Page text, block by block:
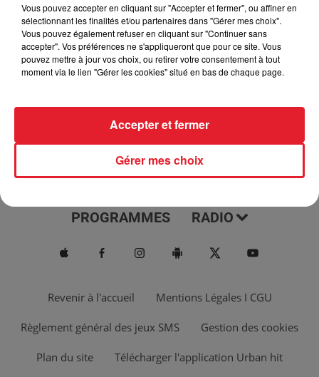
Le Morning Show
ACTUS MUSIQUES
PROGRAMMES RADIO
Revenir à l'accueil Mentions Légales I CGU
Règlement général des jeux SMS Gestion des cookies
Plan du site Télécharger l'application Urban hit
Vous pouvez accepter en cliquant sur "Accepter et fermer", ou affiner en
sélectionnant les finalités et/ou partenaires dans "Gérer mes choix".
Vous pouvez également refuser en cliquant sur "Continuer sans
accepter". Vos préférences ne s'appliqueront que pour ce site. Vous
pouvez mettre à jour vos choix, ou retirer votre consentement à tout
moment via le lien "Gérer les cookies" situé en bas de chaque page.
Gérer mes choix
Accepter et fermer